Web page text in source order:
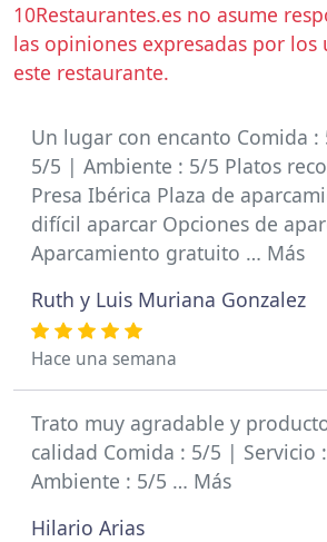
10Restaurantes.es no asume
las opiniones expresadas por los
este restaurante.
Un lugar con encanto Comida
5/5 | Ambiente : 5/5 Platos
Presa Ibérica Plaza de
difícil aparcar Opciones de
Aparcamiento gratuito … Más
Ruth y Luis Muriana Gonzalez
Hace una semana
Trato muy agradable y
calidad Comida : 5/5 | Servicio
Ambiente : 5/5 … Más
Hilario Arias